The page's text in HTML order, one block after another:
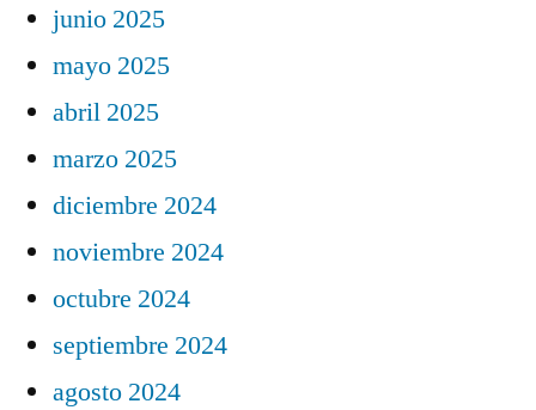
junio 2025
mayo 2025
abril 2025
marzo 2025
diciembre 2024
noviembre 2024
octubre 2024
septiembre 2024
agosto 2024